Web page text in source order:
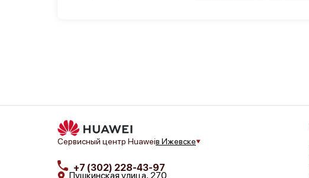
Сервисный центр Huaweiв Ижевске
+7 (302) 228-43-97
Пушкинская улица, 270